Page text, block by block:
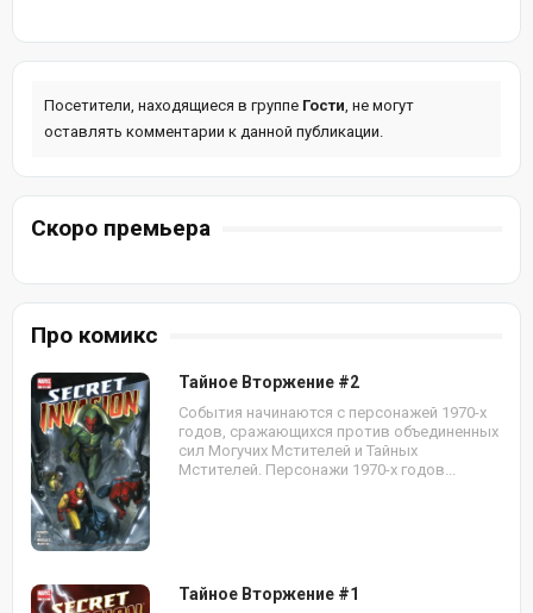
Посетители, находящиеся в группе Гости , не могут
оставлять комментарии к данной публикации.
Скоро премьера
Про комикс
Тайное Вторжение #2
События начинаются с персонажей 1970-х
годов, сражающихся против объединенных
сил Могучих Мстителей и Тайных
Мстителей. Персонажи 1970-х годов...
Тайное Вторжение #1